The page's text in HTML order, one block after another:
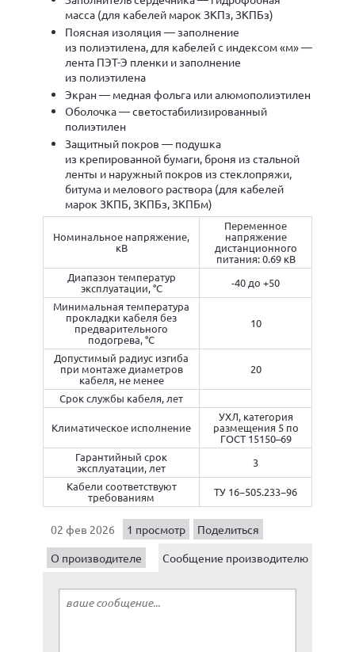
масса (для кабелей марок ЗКПз, ЗКПБз)
Поясная изоляция — заполнение
из полиэтилена, для кабелей с индексом «м» —
лента ПЭТ-Э пленки и заполнение
из полиэтилена
Экран — медная фольга или алюмополиэтилен
Оболочка — светостабилизированный
полиэтилен
Защитный покров — подушка
из крепированной бумаги, броня из стальной
ленты и наружный покров из стеклопряжи,
битума и мелового раствора (для кабелей
марок ЗКПБ, ЗКПБз, ЗКПБм)
Номинальное напряжение,
кВ
Переменное
напряжение
дистанционного
питания: 0.69 кВ
Диапазон температур
эксплуатации, °С
-40 до +50
Минимальная температура
прокладки кабеля без
предварительного
подогрева, °С
10
Допустимый радиус изгиба
при монтаже диаметров
кабеля, не менее
20
Срок службы кабеля, лет
Климатическое исполнение
УХЛ, категория
размещения 5 по
ГОСТ 15150–69
Гарантийный срок
эксплуатации, лет
3
Кабели соответствуют
требованиям
ТУ 16−505.233−96
02 фев 2026 1 просмотр
Поделиться
О производителе
Сообщение производителю